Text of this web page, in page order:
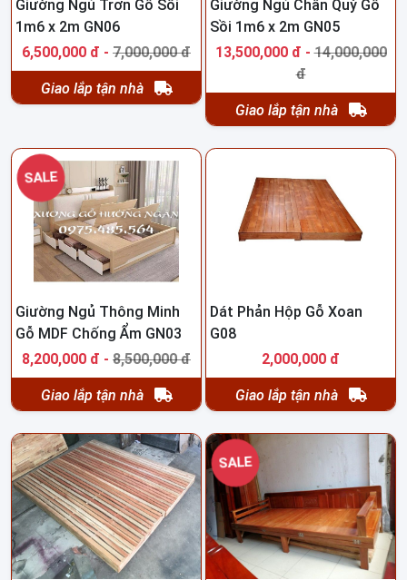
Giường Ngủ Trơn Gỗ Sồi
1m6 x 2m GN06
6,500,000 đ - 7,000,000 đ
Giao lắp tận nhà
Giường Ngủ Chân Quỳ Gỗ
Sồi 1m6 x 2m GN05
13,500,000 đ -14,000,000
đ
Giao lắp tận nhà
SALE
Giường Ngủ Thông Minh
Gỗ MDF Chống Ẩm GN03
8,200,000 đ - 8,500,000 đ
Giao lắp tận nhà
Dát Phản Hộp Gỗ Xoan
G08
2,000,000 đ
Giao lắp tận nhà
SALE